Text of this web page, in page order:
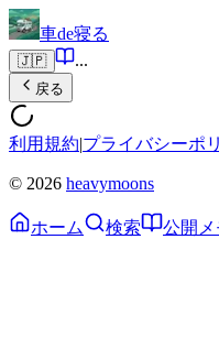
車de寝る
🇯🇵 ...
戻る
利用規約|プライバシーポ
© 2026 heavymoons
ホーム 検索 公開メ